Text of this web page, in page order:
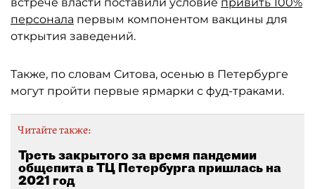
персонала первым компонентом вакцины для
открытия заведений.
Также, по словам Ситова, осенью в Петербурге
могут пройти первые ярмарки с фуд-траками.
Читайте также:
Треть закрытого за время пандемии
общепита в ТЦ Петербурга пришлась на
2021 год